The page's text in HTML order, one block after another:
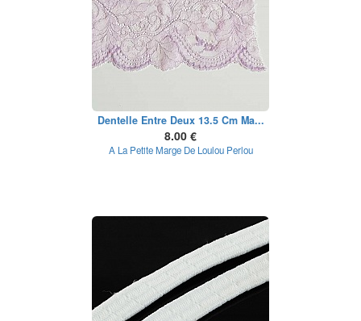
Dentelle Entre Deux 13.5 Cm Ma...
8.00 €
A La Petite Marge De Loulou Perlou